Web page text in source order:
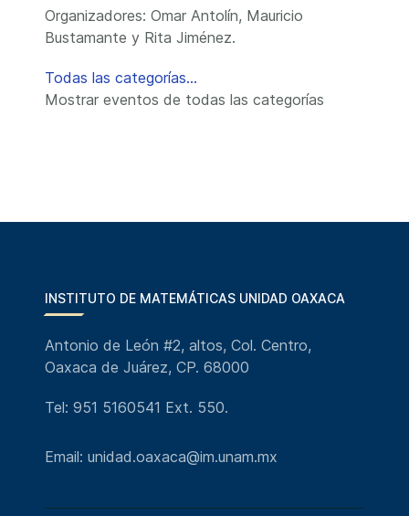
Organizadores: Omar Antolín, Mauricio
Bustamante y Rita Jiménez.
Todas las categorías...
Mostrar eventos de todas las categorías
INSTITUTO DE MATEMÁTICAS UNIDAD OAXACA
Antonio de León #2, altos, Col. Centro,
Oaxaca de Juárez, CP. 68000
Tel: 951 5160541 Ext. 550.
Email: unidad.oaxaca@im.unam.mx